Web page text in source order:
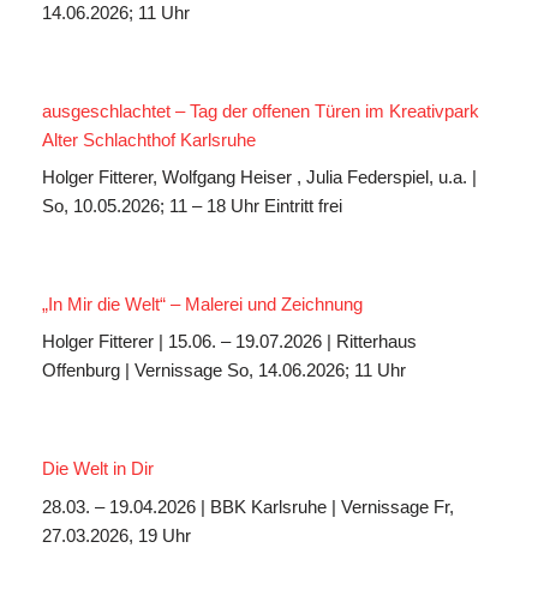
14.06.2026; 11 Uhr
ausgeschlachtet – Tag der offenen Türen im Kreativpark
Alter Schlachthof Karlsruhe
Holger Fitterer, Wolfgang Heiser , Julia Federspiel, u.a. |
So, 10.05.2026; 11 – 18 Uhr Eintritt frei
„In Mir die Welt“ – Malerei und Zeichnung
Holger Fitterer | 15.06. – 19.07.2026 | Ritterhaus
Offenburg | Vernissage So, 14.06.2026; 11 Uhr
Die Welt in Dir
28.03. – 19.04.2026 | BBK Karlsruhe | Vernissage Fr,
27.03.2026, 19 Uhr